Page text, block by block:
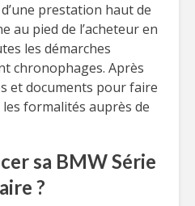
prestation haut de
au pied de l’acheteur en
les démarches
chronophages. Après
et documents pour faire
formalités auprès de
sa BMW Série
?